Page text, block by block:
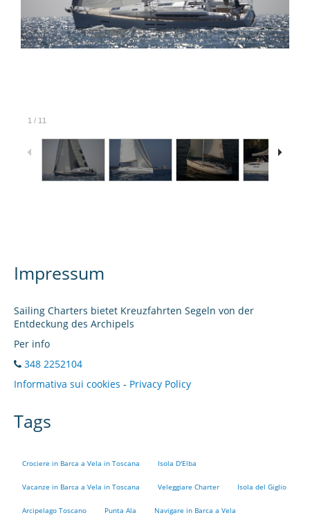
1 / 11
Impressum
Sailing Charters bietet Kreuzfahrten Segeln von der
Entdeckung des Archipels
Per info
348 2252104
Informativa sui cookies - Privacy Policy
Tags
Crociere in Barca a Vela in Toscana Isola D'Elba
Vacanze in Barca a Vela in Toscana Veleggiare Charter Isola del Giglio
Arcipelago Toscano Punta Ala Navigare in Barca a Vela